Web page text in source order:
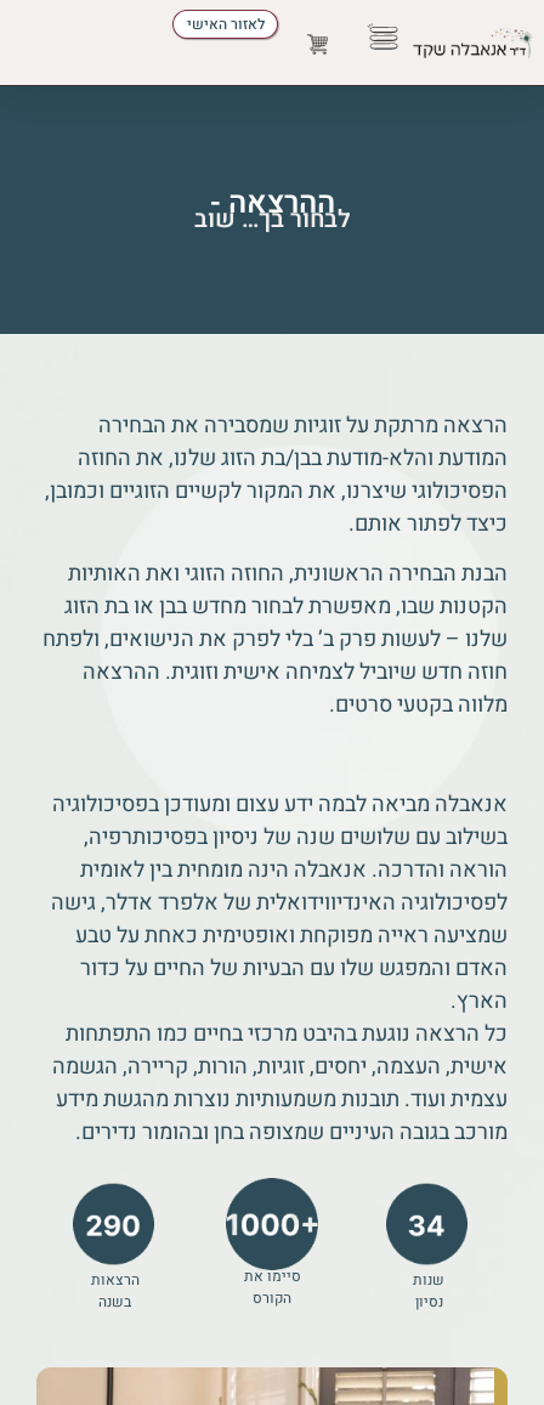
לאזור האישי
ההרצאה -
לבחור בך… שוב
הרצאה מרתקת על זוגיות שמסבירה את הבחירה
המודעת והלא-מודעת בבן/בת הזוג שלנו, את החוזה
הפסיכולוגי שיצרנו, את המקור לקשיים הזוגיים וכמובן,
כיצד לפתור אותם.
הבנת הבחירה הראשונית, החוזה הזוגי ואת האותיות
הקטנות שבו, מאפשרת לבחור מחדש בבן או בת הזוג
שלנו – לעשות פרק ב’ בלי לפרק את הנישואים, ולפתח
חוזה חדש שיוביל לצמיחה אישית וזוגית. ההרצאה
מלווה בקטעי סרטים.
אנאבלה מביאה לבמה ידע עצום ומעודכן בפסיכולוגיה
בשילוב עם שלושים שנה של ניסיון בפסיכותרפיה,
הוראה והדרכה. אנאבלה הינה מומחית בין לאומית
לפסיכולוגיה האינדיווידואלית של אלפרד אדלר, גישה
שמציעה ראייה מפוקחת ואופטימית כאחת על טבע
האדם והמפגש שלו עם הבעיות של החיים על כדור
הארץ.
כל הרצאה נוגעת בהיבט מרכזי בחיים כמו התפתחות
אישית, העצמה, יחסים, זוגיות, הורות, קריירה, הגשמה
עצמית ועוד. תובנות משמעותיות נוצרות מהגשת מידע
מורכב בגובה העיניים שמצופה בחן ובהומור נדירים.
שנות
נסיון
סיימו את
הקורס
הרצאות
בשנה